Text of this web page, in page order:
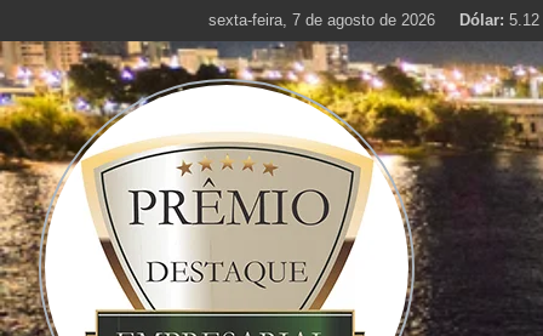
to
content
sexta-feira, 7 de agosto de 2026 Dólar: 5.12